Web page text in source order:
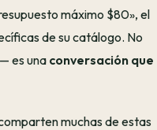
máximo $80», el
de su catálogo. No
es una conversación que
muchas de estas